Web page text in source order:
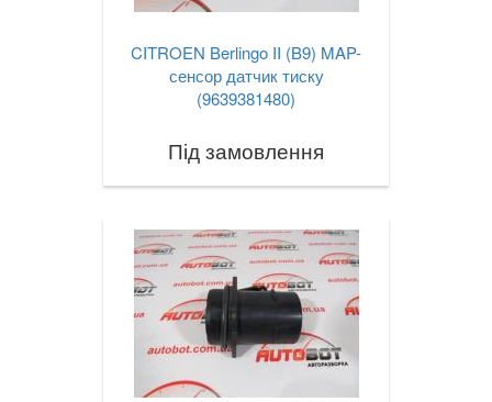
CITROEN Berlingo II (B9) MAP-
сенсор датчик тиску
(9639381480)
Під замовлення